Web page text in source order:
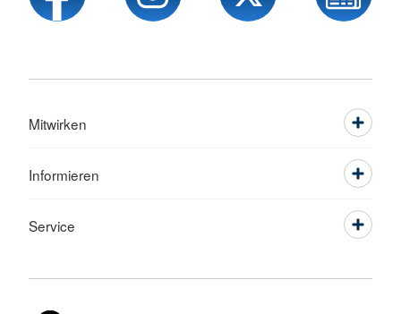
Mitwirken
Informieren
Service
Sprache wechseln zu